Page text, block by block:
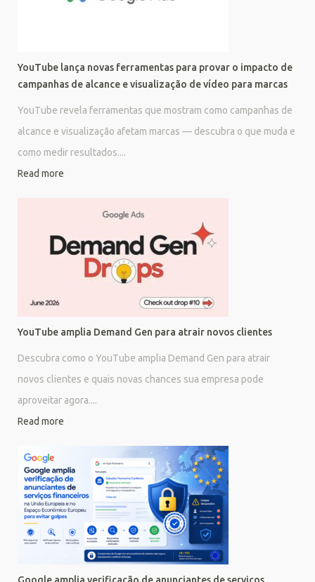
YouTube lança novas ferramentas para provar o impacto de
campanhas de alcance e visualização de vídeo para marcas
YouTube revela ferramentas que mostram como campanhas de
alcance e visualização afetam marcas — descubra o que muda e
como medir resultados....
Read more
YouTube amplia Demand Gen para atrair novos clientes
Descubra como o YouTube amplia Demand Gen para atrair
novos clientes e quais novas chances sua empresa pode
aproveitar agora....
Read more
Google amplia verificação de anunciantes de serviços